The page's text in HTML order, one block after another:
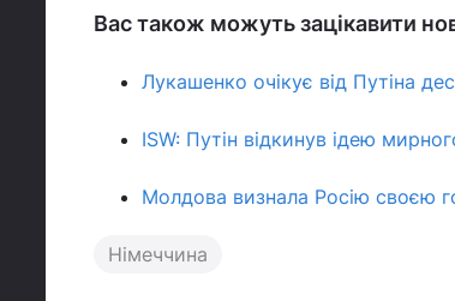
Вас також можуть зацікавити
Лукашенко очікує від Путіна
ISW: Путін відкинув ідею
Молдова визнала Росію своєю
Німеччина